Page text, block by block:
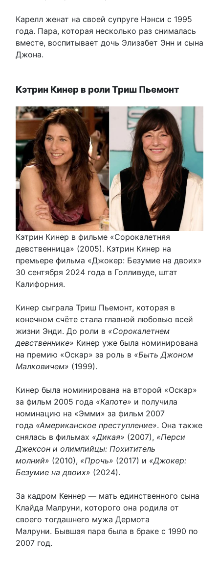
Карелл женат на своей супруге Нэнси с 1995
года. Пара, которая несколько раз снималась
вместе, воспитывает дочь Элизабет Энн и сына
Джона.
Кэтрин Кинер в роли Триш Пьемонт
Кэтрин Кинер в фильме «Сорокалетняя
девственница» (2005). Кэтрин Кинер на
премьере фильма «Джокер: Безумие на двоих»
30 сентября 2024 года в Голливуде, штат
Калифорния.
Кинер сыграла Триш Пьемонт, которая в
конечном счёте стала главной любовью всей
жизни Энди. До роли в «Сорокалетнем
девственнике» Кинер уже была номинирована
на премию «Оскар» за роль в «Быть Джоном
Малковичем» (1999).
Кинер была номинирована на второй «Оскар»
за фильм 2005 года «Капоте» и получила
номинацию на «Эмми» за фильм 2007
года «Американское преступление». Она также
снялась в фильмах «Дикая» (2007), «Перси
Джексон и олимпийцы: Похититель
молний» (2010), «Прочь» (2017) и «Джокер:
Безумие на двоих» (2024).
За кадром Кеннер — мать единственного сына
Клайда Малруни, которого она родила от
своего тогдашнего мужа Дермота
Малруни. Бывшая пара была в браке с 1990 по
2007 год.